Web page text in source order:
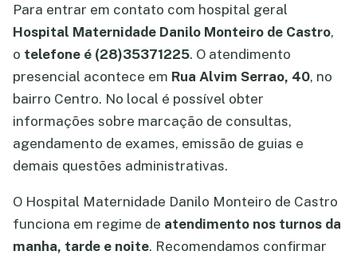
Para entrar em contato com hospital geral
Hospital Maternidade Danilo Monteiro de Castro,
o telefone é (28)35371225. O atendimento
presencial acontece em Rua Alvim Serrao, 40, no
bairro Centro. No local é possível obter
informações sobre marcação de consultas,
agendamento de exames, emissão de guias e
demais questões administrativas.
O Hospital Maternidade Danilo Monteiro de Castro
funciona em regime de atendimento nos turnos da
manha, tarde e noite. Recomendamos confirmar